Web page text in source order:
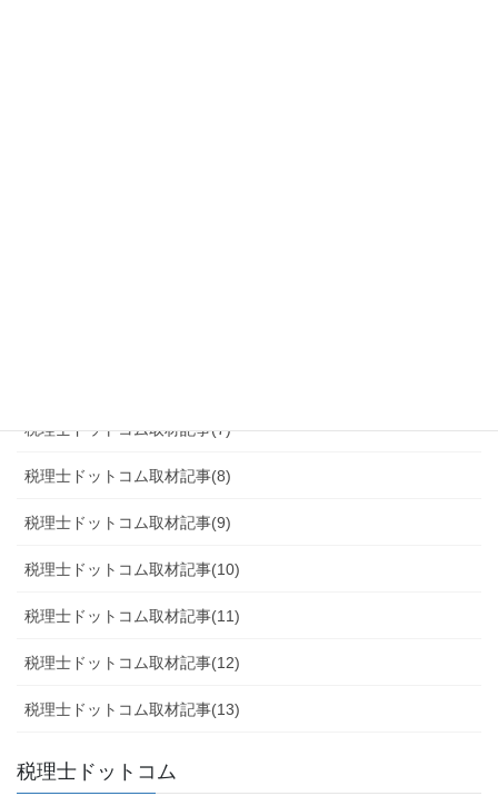
税理士ドットコム取材記事(7)
税理士ドットコム取材記事(8)
税理士ドットコム取材記事(9)
税理士ドットコム取材記事(10)
税理士ドットコム取材記事(11)
税理士ドットコム取材記事(12)
税理士ドットコム取材記事(13)
税理士ドットコム